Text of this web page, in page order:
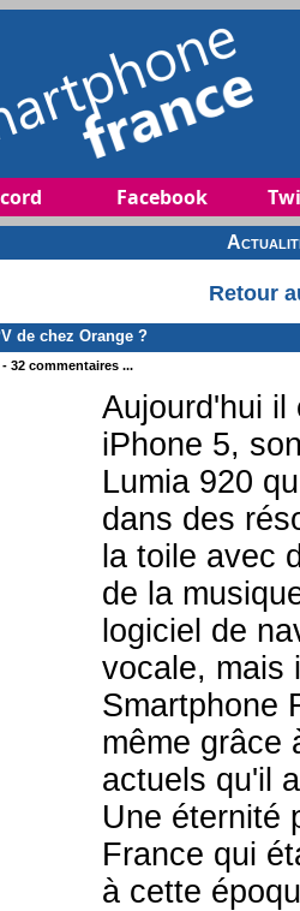
Facebook
Retour
de chez Orange ?
- 32 commentaires ...
Aujourd'hui
iPhone 5,
Lumia 920
dans des
la toile avec
de la
logiciel de
vocale, mais
Smartphone
même grâce
actuels qu'il
Une éternité
France qui
à cette